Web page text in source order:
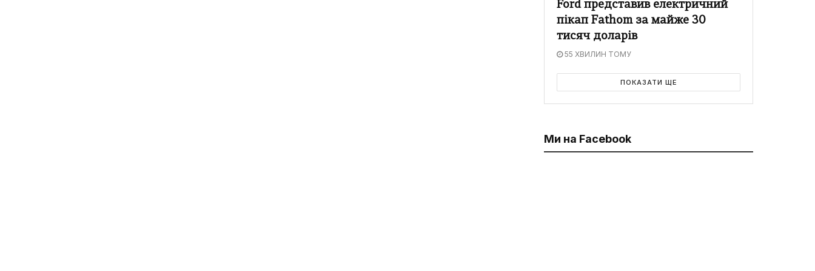
Ford представив електричний
пікап Fathom за майже 30
тисяч доларів
55 ХВИЛИН ТОМУ
ПОКАЗАТИ ЩЕ
Ми на Facebook